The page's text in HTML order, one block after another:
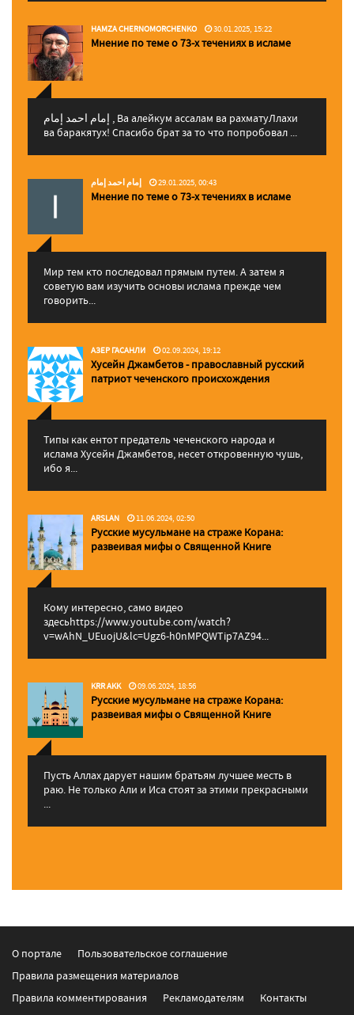
HAMZA CHERNOMORCHENKO 30.01.2025, 15:22
Мнение по теме о 73-х течениях в исламе
إمام احمد إمام , Ва алейкум ассалам ва рахматуЛлахи
ва баракятух! Спасибо брат за то что попробовал ...
إمام احمد إمام 29.01.2025, 00:43
Мнение по теме о 73-х течениях в исламе
Мир тем кто последовал прямым путем. А затем я
советую вам изучить основы ислама прежде чем
говорить...
АЗЕР ГАСАНЛИ 02.09.2024, 19:12
Хусейн Джамбетов - православный русский
патриот чеченского происхождения
Типы как ентот предатель чеченского народа и
ислама Хусейн Джамбетов, несет откровенную чушь,
ибо я...
ARSLAN 11.06.2024, 02:50
Русские мусульмане на страже Корана:
pазвеивая мифы о Священной Книге
Кому интересно, само видео
здесьhttps://www.youtube.com/watch?
v=wAhN_UEuojU&lc=Ugz6-h0nMPQWTip7AZ94...
KRR AKK 09.06.2024, 18:56
Русские мусульмане на страже Корана:
pазвеивая мифы о Священной Книге
Пусть Аллах дарует нашим братьям лучшее месть в
раю. Не только Али и Иса стоят за этими прекрасными
...
О портале
Пользовательское соглашение
Правила размещения материалов
Правила комментирования
Рекламодателям Контакты